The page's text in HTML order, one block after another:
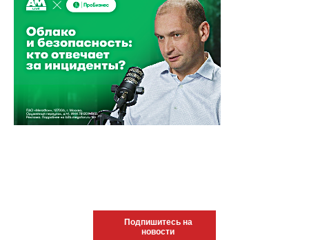
Подпишитесь на
новости